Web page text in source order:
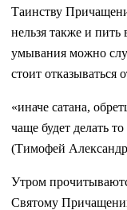
Таинству
нельзя также и пить
умывания можно
стоит отказываться
«иначе сатана,
чаще будет делать
(Тимофей
Утром
Святому